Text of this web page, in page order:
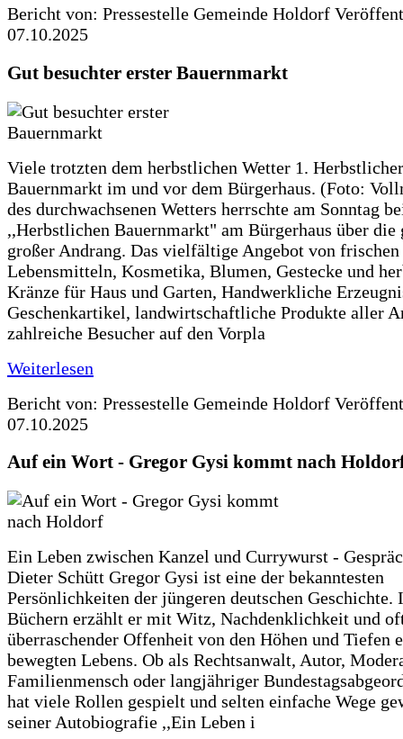
Bericht von: Pressestelle Gemeinde Holdorf
07.10.2025
Gut besuchter erster Bauernmarkt
Viele trotzten dem herbstlichen Wetter 1. Herbstlicher
Bauernmarkt im und vor dem Bürgerhaus. (Foto:
des durchwachsenen Wetters herrschte am Sonntag
,,Herbstlichen Bauernmarkt" am Bürgerhaus über die
großer Andrang. Das vielfältige Angebot von frischen
Lebensmitteln, Kosmetika, Blumen, Gestecke und
Kränze für Haus und Garten, Handwerkliche
Geschenkartikel, landwirtschaftliche Produkte aller
zahlreiche Besucher auf den Vorpla
Weiterlesen
Bericht von: Pressestelle Gemeinde Holdorf
07.10.2025
Auf ein Wort - Gregor Gysi kommt nach
Ein Leben zwischen Kanzel und Currywurst -
Dieter Schütt Gregor Gysi ist eine der bekanntesten
Persönlichkeiten der jüngeren deutschen Geschichte.
Büchern erzählt er mit Witz, Nachdenklichkeit und
überraschender Offenheit von den Höhen und Tiefen
bewegten Lebens. Ob als Rechtsanwalt, Autor,
Familienmensch oder langjähriger
hat viele Rollen gespielt und selten einfache Wege
seiner Autobiografie ,,Ein Leben i